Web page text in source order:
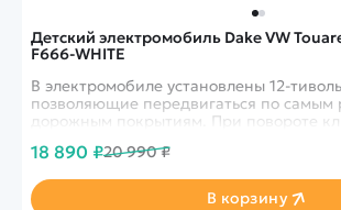
Детский электромобиль Dake VW
F666-WHITE
В электромобиле установлены 12-
позволяющие передвигаться по самым
дорожным покрытиям. При повороте
оптика, а также диодная подсветка.
18 890 ₽20 990 ₽
В корзину